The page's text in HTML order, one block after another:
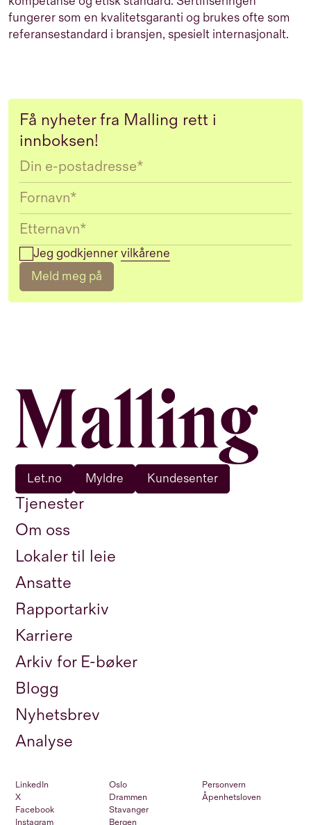
fungerer som en kvalitetsgaranti og brukes ofte som
referansestandard i bransjen, spesielt internasjonalt.
Få nyheter fra Malling rett i
innboksen!
Email
Jeg godkjennervilkårene
Meld meg på
Tjenester
Om oss
Lokaler til leie
Ansatte
Rapportarkiv
Karriere
Arkiv for E-bøker
Blogg
Nyhetsbrev
Analyse
LinkedIn
X
Facebook
Instagram
Oslo
Drammen
Stavanger
Bergen
Personvern
Åpenhetsloven
Let.no Myldre Kundesenter